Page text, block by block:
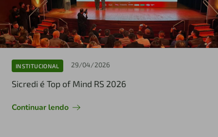
INSTITUCIONAL 29/04/2026
Sicredi é Top of Mind RS 2026
Continuar lendo